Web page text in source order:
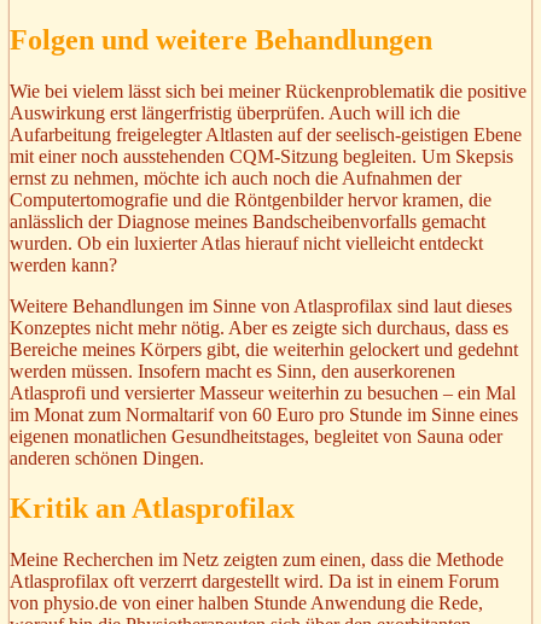
Folgen und weitere Behandlungen
Wie bei vielem lässt sich bei meiner Rückenproblematik die positive
Auswirkung erst längerfristig überprüfen. Auch will ich die
Aufarbeitung freigelegter Altlasten auf der seelisch-geistigen Ebene
mit einer noch ausstehenden CQM-Sitzung begleiten. Um Skepsis
ernst zu nehmen, möchte ich auch noch die Aufnahmen der
Computertomografie und die Röntgenbilder hervor kramen, die
anlässlich der Diagnose meines Bandscheibenvorfalls gemacht
wurden. Ob ein luxierter Atlas hierauf nicht vielleicht entdeckt
werden kann?
Weitere Behandlungen im Sinne von Atlasprofilax sind laut dieses
Konzeptes nicht mehr nötig. Aber es zeigte sich durchaus, dass es
Bereiche meines Körpers gibt, die weiterhin gelockert und gedehnt
werden müssen. Insofern macht es Sinn, den auserkorenen
Atlasprofi und versierter Masseur weiterhin zu besuchen – ein Mal
im Monat zum Normaltarif von 60 Euro pro Stunde im Sinne eines
eigenen monatlichen Gesundheitstages, begleitet von Sauna oder
anderen schönen Dingen.
Kritik an Atlasprofilax
Meine Recherchen im Netz zeigten zum einen, dass die Methode
Atlasprofilax oft verzerrt dargestellt wird. Da ist in einem Forum
von physio.de von einer halben Stunde Anwendung die Rede,